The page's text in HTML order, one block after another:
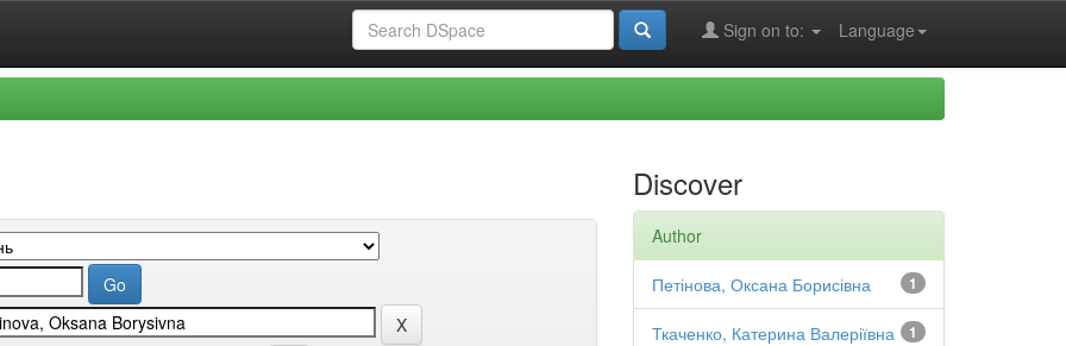
Language
Sign on to:
Discover
Author
1
Петінова, Оксана Борисівна
1
Ткаченко, Катерина Валеріївна